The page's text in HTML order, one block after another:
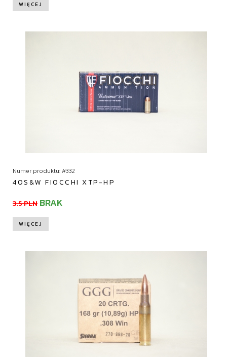
WIĘCEJ
Numer produktu: #332
40S&W FIOCCHI XTP-HP
3.5 PLN BRAK
WIĘCEJ